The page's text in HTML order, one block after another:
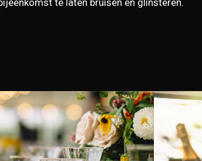
te laten bruisen en glinsteren.